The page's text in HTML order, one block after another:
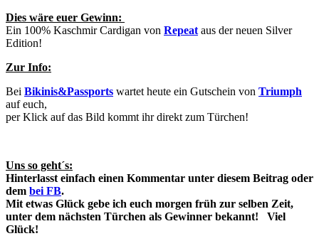
Dies wäre euer Gewinn:
Ein 100% Kaschmir Cardigan von Repeat aus der neuen Silver
Edition!
Zur Info:
Bei Bikinis&Passports wartet heute ein Gutschein von Triumph
auf euch,
per Klick auf das Bild kommt ihr direkt zum Türchen!
Uns so geht´s:
Hinterlasst einfach einen Kommentar unter diesem Beitrag oder
dem bei FB.
Mit etwas Glück gebe ich euch morgen früh zur selben Zeit,
unter dem nächsten Türchen als Gewinner bekannt!
Viel
Glück!